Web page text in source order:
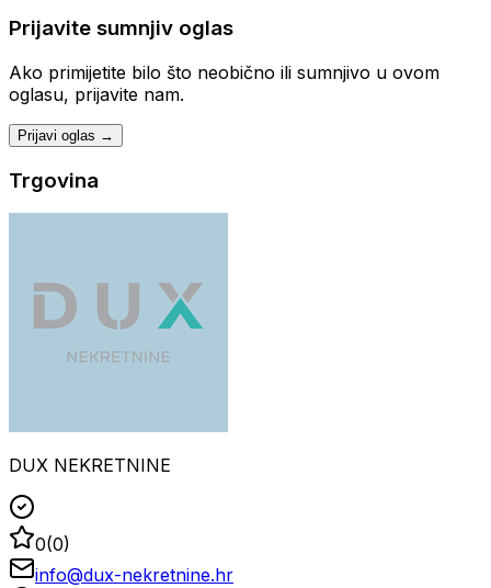
Prijavite sumnjiv oglas
Ako primijetite bilo što neobično ili sumnjivo u ovom
oglasu, prijavite nam.
Prijavi oglas →
Trgovina
DUX NEKRETNINE
0(0)
info@dux-nekretnine.hr